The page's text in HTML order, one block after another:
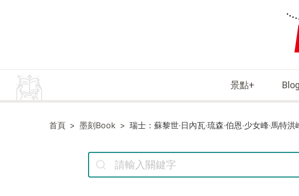
景點+
首頁 墨刻Book 瑞士：蘇黎世‧日內瓦‧琉森‧伯恩‧少女峰‧馬特洪